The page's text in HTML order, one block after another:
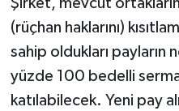
(rüçhan haklarını)
sahip oldukları payların
yüzde 100 bedelli
katılabilecek. Yeni pay